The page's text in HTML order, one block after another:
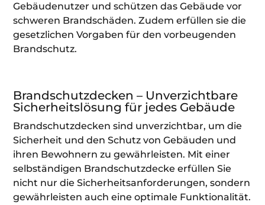
Gebäudenutzer und schützen das Gebäude vor
schweren Brandschäden. Zudem erfüllen sie die
gesetzlichen Vorgaben für den vorbeugenden
Brandschutz.
Brandschutzdecken – Unverzichtbare
Sicherheitslösung für jedes Gebäude
Brandschutzdecken sind unverzichtbar, um die
Sicherheit und den Schutz von Gebäuden und
ihren Bewohnern zu gewährleisten. Mit einer
selbständigen Brandschutzdecke erfüllen Sie
nicht nur die Sicherheitsanforderungen, sondern
gewährleisten auch eine optimale Funktionalität.